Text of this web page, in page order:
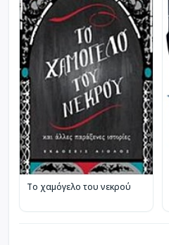
Το χαμόγελο του νεκρού